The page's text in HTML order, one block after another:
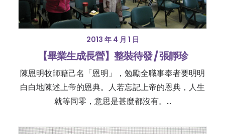
2013 年 4 月 1 日
【畢業生成長營】整裝待發 / 張靜珍
陳恩明牧師藉己名「恩明」，勉勵全職事奉者要明明
白白地陳述上帝的恩典。人若忘記上帝的恩典，人生
就等同零，意思是甚麼都沒有。…